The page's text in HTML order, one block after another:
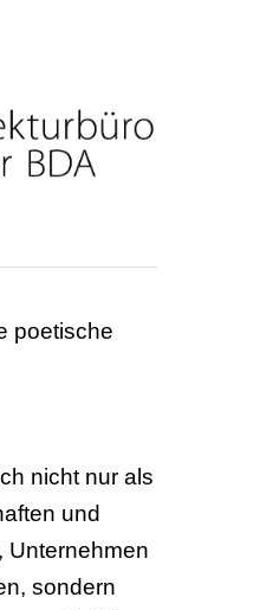
poetische
nicht nur als
und
Unternehmen
sondern